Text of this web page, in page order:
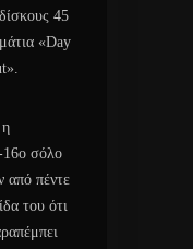
45
«Day
16ο σόλο
από πέντε
του ότι